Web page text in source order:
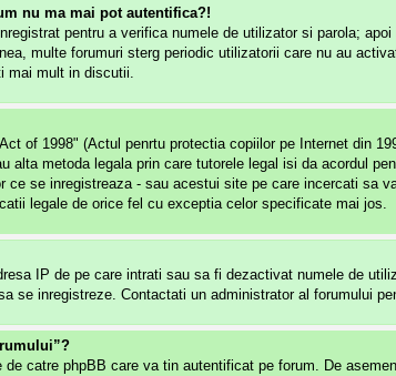
nu ma mai pot autentifica?!
pentru a verifica numele de utilizator si parola;
multe forumuri sterg periodic utilizatorii care nu au
mai mult in discutii.
of 1998" (Actul penrtu protectia copiilor pe Internet din
alta metoda legala prin care tutorele legal isi da acordul
ce se inregistreaza - sau acestui site pe care incercati
legale de orice fel cu exceptia celor specificate mai jos.
IP de pe care intrati sau sa fi dezactivat numele de
se inregistreze. Contactati un administrator al forumului
catre phpBB care va tin autentificat pe forum. De